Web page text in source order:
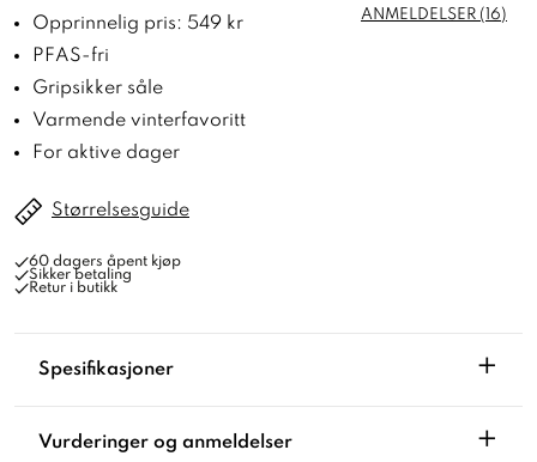
Opprinnelig pris: 549 kr
PFAS-fri
Gripsikker såle
Varmende vinterfavoritt
For aktive dager
ANMELDELSER (16)
Størrelsesguide
60 dagers åpent kjøp
Sikker betaling
Retur i butikk
Spesifikasjoner +
Vurderinger og anmeldelser +